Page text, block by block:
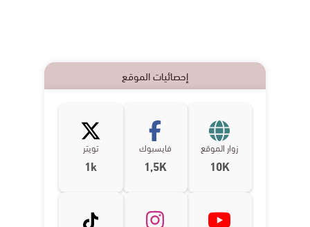
إحصائيات الموقع
زوار الموقع
10K
فايسبوك
1,5K
تويتر
1k